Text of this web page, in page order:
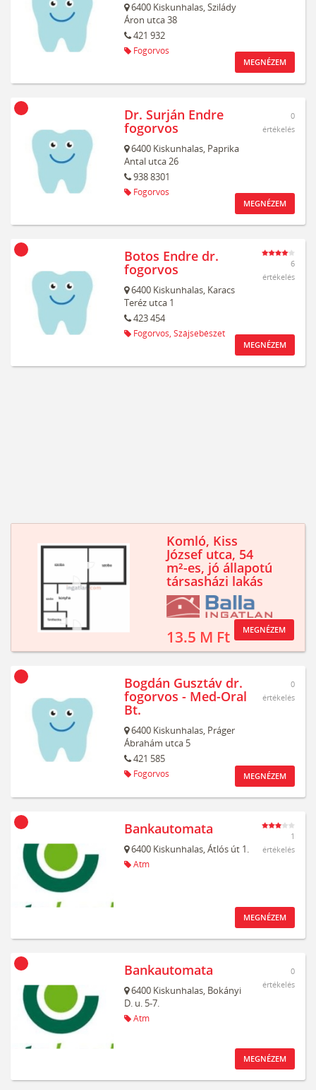
6400 Kiskunhalas,Szilády
Áron utca 38
421 932
Fogorvos
MEGNÉZEM
Dr. Surján Endre
fogorvos
6400 Kiskunhalas, Paprika
Antal utca 26
938 8301
Fogorvos
0
értékelés
MEGNÉZEM
Botos Endre dr.
fogorvos
6400 Kiskunhalas, Karacs
Teréz utca 1
423 454
Fogorvos, Szájsebészet
6
értékelés
MEGNÉZEM
Komló, Kiss
József utca, 54
m²-es, jó állapotú
társasházi lakás
13.5 M Ft MEGNÉZEM
Bogdán Gusztáv dr.
fogorvos - Med-Oral
Bt.
6400 Kiskunhalas, Práger
Ábrahám utca 5
421 585
Fogorvos
0
értékelés
MEGNÉZEM
Bankautomata
6400 Kiskunhalas,Átlós út 1.
Atm
1
értékelés
MEGNÉZEM
Bankautomata
6400 Kiskunhalas, Bokányi
D. u. 5-7.
Atm
0
értékelés
MEGNÉZEM